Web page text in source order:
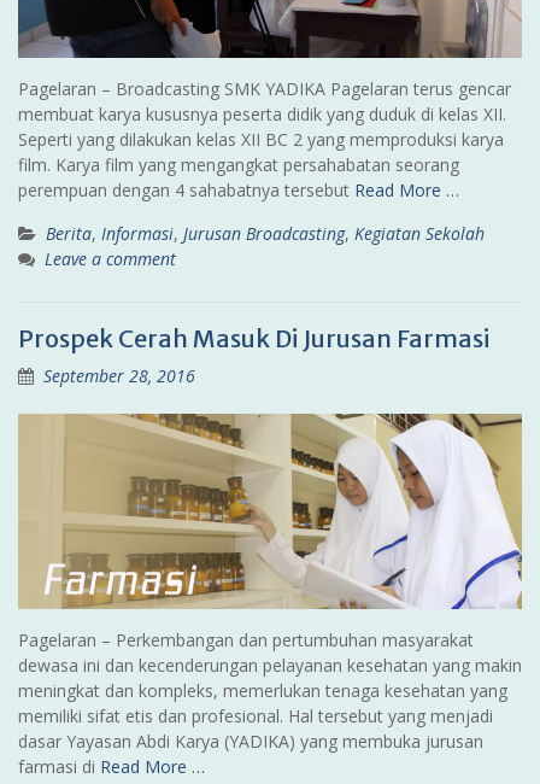
Pagelaran – Broadcasting SMK YADIKA Pagelaran terus gencar
membuat karya kususnya peserta didik yang duduk di kelas XII.
Seperti yang dilakukan kelas XII BC 2 yang memproduksi karya
film. Karya film yang mengangkat persahabatan seorang
perempuan dengan 4 sahabatnya tersebut Read More …
Berita, Informasi, Jurusan Broadcasting, Kegiatan Sekolah
Leave a comment
Prospek Cerah Masuk Di Jurusan Farmasi
September 28, 2016
Pagelaran – Perkembangan dan pertumbuhan masyarakat
dewasa ini dan kecenderungan pelayanan kesehatan yang makin
meningkat dan kompleks, memerlukan tenaga kesehatan yang
memiliki sifat etis dan profesional. Hal tersebut yang menjadi
dasar Yayasan Abdi Karya (YADIKA) yang membuka jurusan
farmasi di Read More …